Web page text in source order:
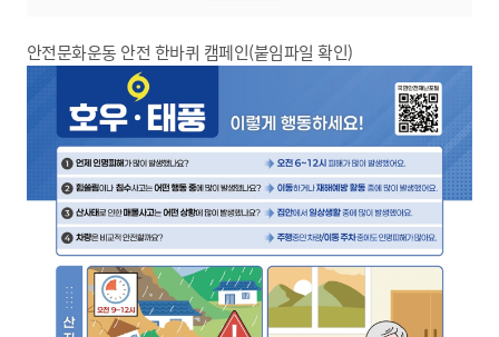
안전문화운동 안전 한바퀴 캠페인(붙임파일 확인)